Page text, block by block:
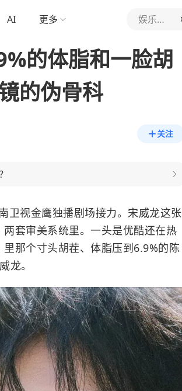
AI 更多 娱乐萨米米
的体脂和一脸胡
的伪骨科
关注
视金鹰独播剧场接力。 宋威龙这张
套审美系统里。一头是优酷还在热
那个寸头胡茬、体脂压到6.9%的陈
龙。